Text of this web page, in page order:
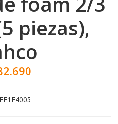
piezas),
FF1F4005